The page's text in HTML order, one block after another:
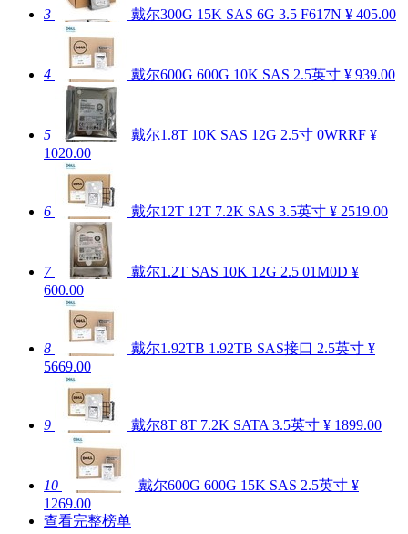
3 戴尔300G 15K SAS 6G 3.5 F617N ¥ 405.00
4 戴尔600G 600G 10K SAS 2.5英寸 ¥ 939.00
5 戴尔1.8T 10K SAS 12G 2.5寸 0WRRF ¥
1020.00
6 戴尔12T 12T 7.2K SAS 3.5英寸 ¥ 2519.00
7 戴尔1.2T SAS 10K 12G 2.5 01M0D ¥
600.00
8 戴尔1.92TB 1.92TB SAS接口 2.5英寸 ¥
5669.00
9 戴尔8T 8T 7.2K SATA 3.5英寸 ¥ 1899.00
10 戴尔600G 600G 15K SAS 2.5英寸 ¥
1269.00
查看完整榜单